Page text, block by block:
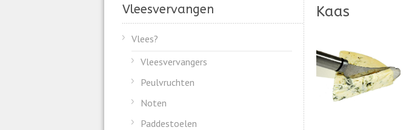
Kaas
Vleesvervangen
Vlees?
Vleesvervangers
Peulvruchten
Noten
Paddestoelen